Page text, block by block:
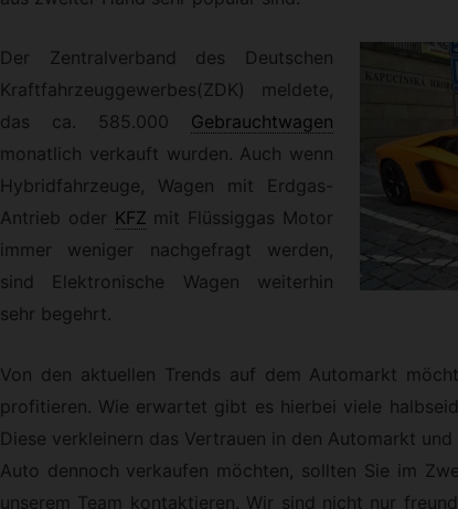
Der Zentralverband des Deutschen
Kraftfahrzeuggewerbes(ZDK) meldete,
das ca. 585.000
Gebrauchtwagen
monatlich verkauft wurden. Auch wenn
Hybridfahrzeuge, Wagen mit Erdgas-
Antrieb oder KFZ mit Flüssiggas Motor
immer weniger nachgefragt werden,
sind Elektronische Wagen weiterhin
sehr begehrt.
Von den aktuellen Trends auf dem Automarkt
profitieren. Wie erwartet gibt es hierbei viele
Diese verkleinern das Vertrauen in den Automarkt und
Auto dennoch verkaufen möchten, sollten Sie im
unserem Team kontaktieren. Wir sind nicht nur